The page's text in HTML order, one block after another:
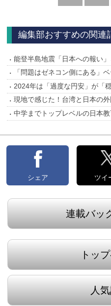
編集部おすすめの関連
能登半島地震「日本への報い
「問題はゼネコン側にある」
2024年は「過度な円安」が「
現地で感じた！台湾と日本の
中学までトップレベルの日本
シェア ツイ
連載バッ
トッ
人